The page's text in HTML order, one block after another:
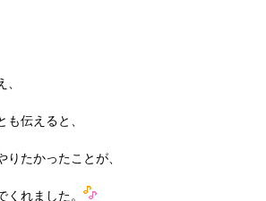
伝えると、
たかったことが、
れました。